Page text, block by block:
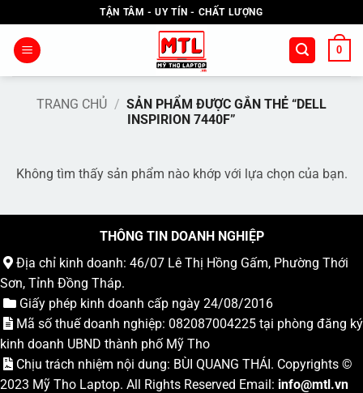
qua
nội
TẬN TÂM - UY TÍN - CHẤT LƯỢNG
0
TRANG CHỦ / SẢN PHẨM ĐƯỢC GẮN THẺ “DELL
INSPIRION 7440F”
Không tìm thấy sản phẩm nào khớp với lựa chọn của bạn.
THÔNG TIN DOANH NGHIỆP
Địa chỉ kinh doanh: 46/07 Lê Thị Hồng Gấm, Phường Thới
Sơn, Tỉnh Đồng Tháp.
Giấy phép kinh doanh cấp ngày 24/08/2016
Mã số thuế doanh nghiệp: 082087004225 tại phòng đăng ký
kinh doanh UBND thành phố Mỹ Tho
Chịu trách nhiệm nội dung: BÙI QUANG THÁI. Copyrights ©
2023 Mỹ Tho Laptop. All Rights Reserved Email: info@mtl.vn